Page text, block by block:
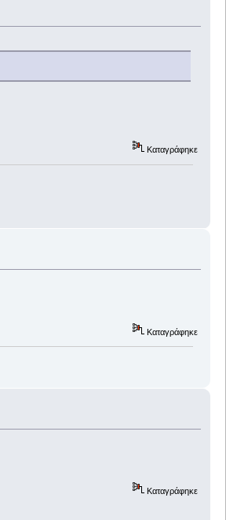
Καταγράφηκε
Καταγράφηκε
Καταγράφηκε